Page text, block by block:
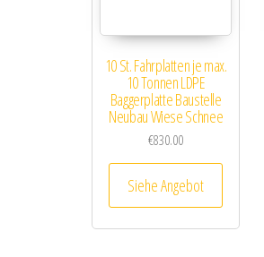
10 St. Fahrplatten je max.
10 Tonnen LDPE
Baggerplatte Baustelle
Neubau Wiese Schnee
€830.00
Siehe Angebot